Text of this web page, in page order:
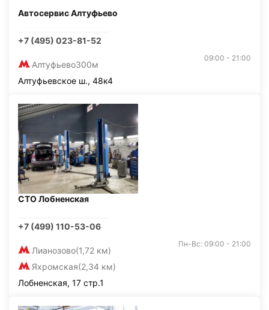
Автосервис Алтуфьево
+7 (495) 023-81-52
Алтуфьево300м
09:00 - 21:00
Алтуфьевское ш., 48к4
СТО Лобненская
+7 (499) 110-53-06
Лианозово(1,72 км)
Яхромская(2,34 км)
Пн-Вс: 09:00 - 21:00
Лобненская, 17 стр.1